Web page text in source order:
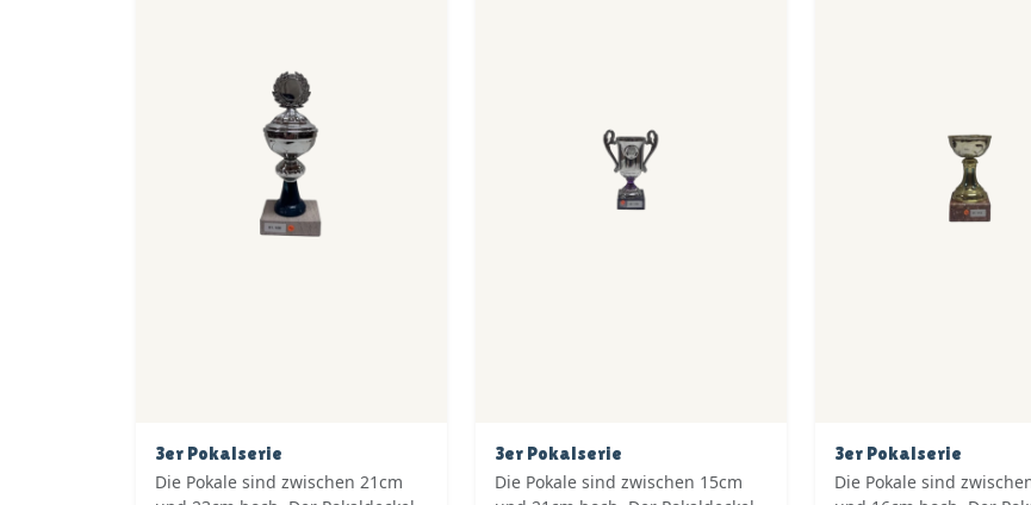
3er Pokalserie
Die Pokale sind zwischen 21cm
3er Pokalserie
Die Pokale sind zwischen 15cm
3er Pokalserie
Die Pokale sind